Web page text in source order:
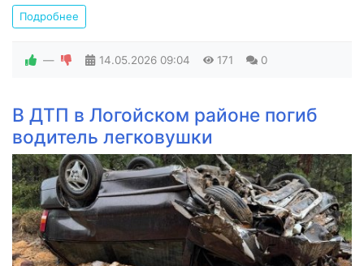
Подробнее
— 14.05.2026 09:04 171 0
В ДТП в Логойском районе погиб
водитель легковушки